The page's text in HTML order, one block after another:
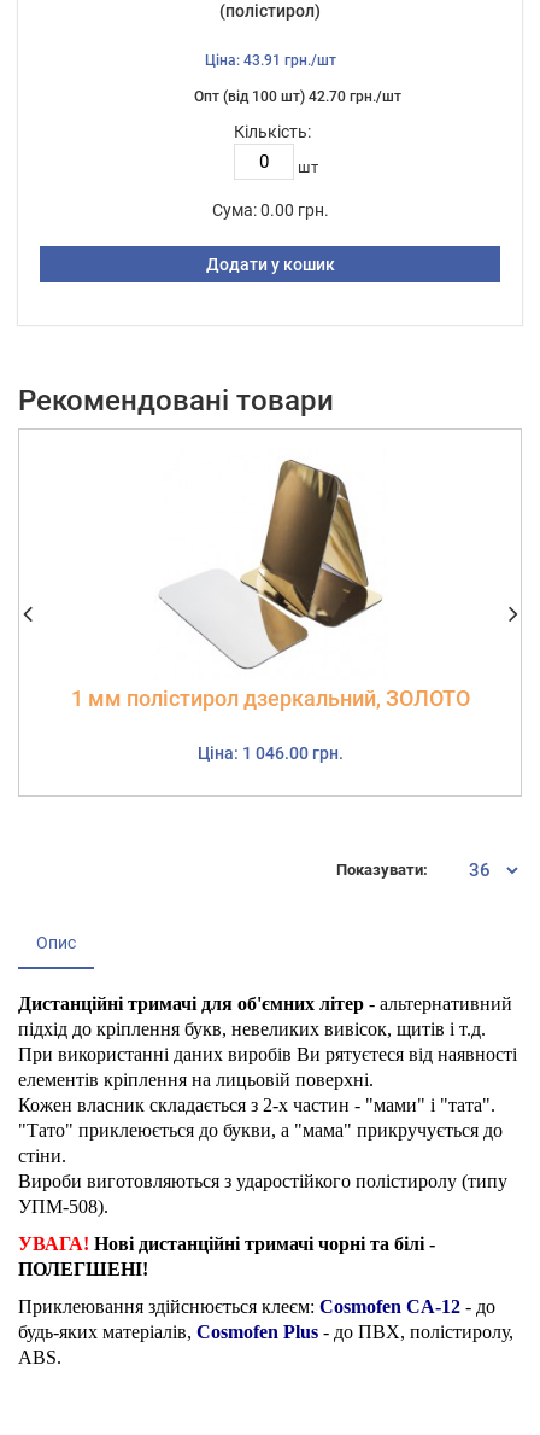
(полістирол)
Ціна: 43.91 грн./шт
Опт (від 100 шт) 42.70 грн./шт
Кількість:
шт
Сума: 0.00 грн.
Додати у кошик
Рекомендовані товари
1 мм полістирол дзеркальний, ЗОЛОТО
Ціна: 1 046.00 грн.
Показувати:
Опис
Дистанційні тримачі для об'ємних літер - альтернативний
підхід до кріплення букв, невеликих вивісок, щитів і т.д.
При використанні даних виробів Ви рятуєтеся від наявності
елементів кріплення на лицьовій поверхні.
Кожен власник складається з 2-х частин - "мами" і "тата".
"Тато" приклеюється до букви, а "мама" прикручується до
стіни.
Вироби виготовляються з ударостійкого полістиролу (типу
УПМ-508).
УВАГА! Нові дистанційні тримачі чорні та білі -
ПОЛЕГШЕНІ!
Приклеювання здійснюється клеєм: Cosmofen CA-12 - до
будь-яких матеріалів, Cosmofen Plus - до ПВХ, полістиролу,
ABS.